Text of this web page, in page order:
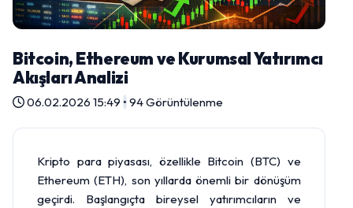
Bitcoin, Ethereum ve Kurumsal Yatırımcı
Akışları Analizi
06.02.2026 15:49 • 94 Görüntülenme
Kripto para piyasası, özellikle Bitcoin (BTC) ve
Ethereum (ETH), son yıllarda önemli bir dönüşüm
geçirdi. Başlangıçta bireysel yatırımcıların ve